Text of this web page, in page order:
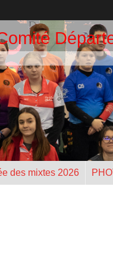
des mixtes 2026